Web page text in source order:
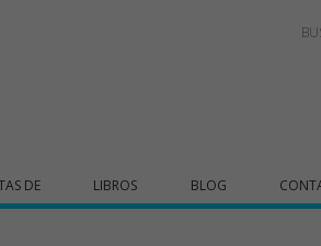
DE LIBROS BLOG